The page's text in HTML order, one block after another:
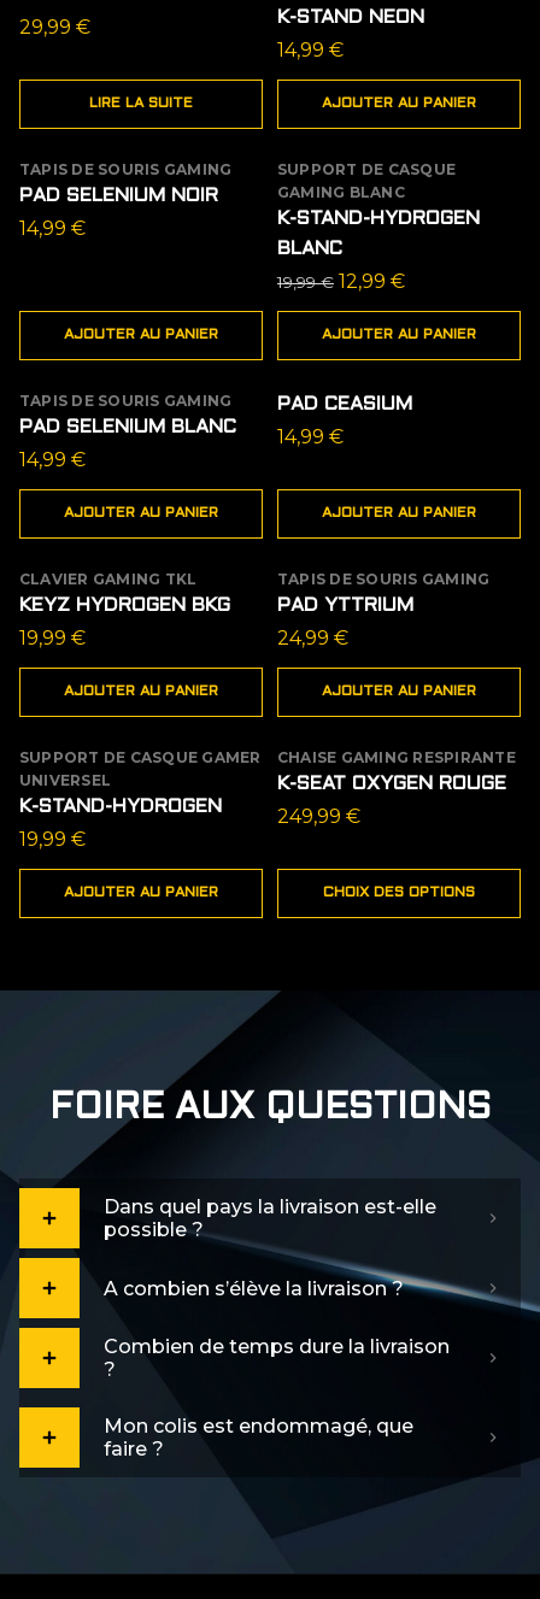
29,99 €
LIRE LA SUITE
K-STAND NEON
14,99 €
AJOUTER AU PANIER
TAPIS DE SOURIS GAMING
PAD SELENIUM NOIR
14,99 €
AJOUTER AU PANIER
PROMO
SUPPORT DE CASQUE
GAMING BLANC
K-STAND-HYDROGEN
BLANC
19,99€ Le
prix
initial
19,99 €.
12,99 €Le
prix
actuel
12,99 €.
AJOUTER AU PANIER
TAPIS DE SOURIS GAMING
PAD SELENIUM BLANC
14,99 €
AJOUTER AU PANIER
PAD CEASIUM
14,99 €
AJOUTER AU PANIER
CLAVIER GAMING TKL
KEYZ HYDROGEN BKG
19,99 €
AJOUTER AU PANIER
TAPIS DE SOURIS GAMING
PAD YTTRIUM
24,99 €
AJOUTER AU PANIER
SUPPORT DE CASQUE GAMER
UNIVERSEL
K-STAND-HYDROGEN
19,99 €
AJOUTER AU PANIER
CHAISE GAMING RESPIRANTE
K-SEAT OXYGEN ROUGE
249,99 €
CHOIX DES OPTIONS
FOIRE AUX QUESTIONS
Dans quel pays la livraison est-elle
possible ?
A combien s’élève la livraison ?
Combien de temps dure la livraison
?
Mon colis est endommagé, que
faire ?